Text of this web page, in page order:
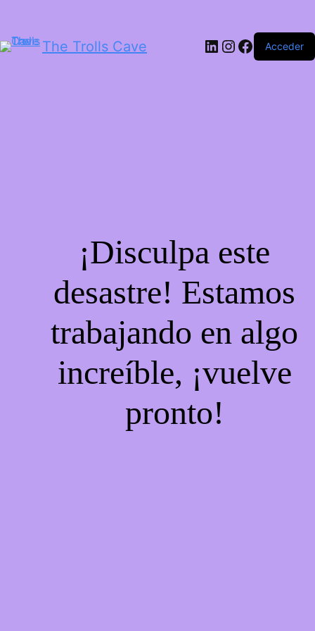
The Trolls Cave LinkedIn
Instagram
Facebook
Acceder
¡Disculpa este
desastre! Estamos
trabajando en algo
increíble, ¡vuelve
pronto!